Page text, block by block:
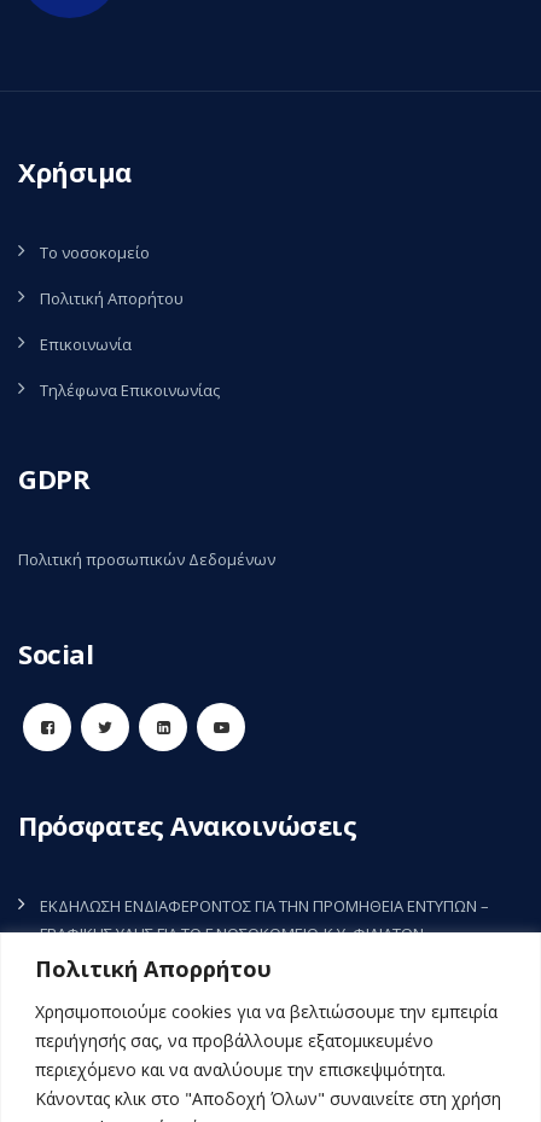
Πολιτική Απορρήτου
Χρησιμοποιούμε cookies για να βελτιώσουμε την εμπειρία
περιήγησής σας, να προβάλλουμε εξατομικευμένο
περιεχόμενο και να αναλύουμε την επισκεψιμότητα.
Κάνοντας κλικ στο "Αποδοχή Όλων" συναινείτε στη χρήση
Χρήσιμα
Το νοσοκομείο
Πολιτική Απορήτου
Επικοινωνία
Τηλέφωνα Επικοινωνίας
GDPR
Πολιτική προσωπικών Δεδομένων
Social
Πρόσφατες Ανακοινώσεις
ΕΚΔΗΛΩΣΗ ΕΝΔΙΑΦΕΡΟΝΤΟΣ ΓΙΑ ΤΗΝ ΠΡΟΜΗΘΕΙΑ ΕΝΤΥΠΩΝ –
ΓΡΑΦΙΚΗΣ ΥΛΗΣ ΓΙΑ ΤΟ Γ.ΝΟΣΟΚΟΜΕΙΟ-Κ.Υ. ΦΙΛΙΑΤΩΝ
7 Αυγούστου, 2026
ΕΚΔΗΛΩΣΗ ΕΝΔΙΑΦΕΡΟΝΤΟΣ ΓΙΑ ΤΗΝ ΠΡΟΜΗΘΕΙΑ ΡΥΘΜΙΣΤΗ
ΣΤΡΟΦΩΝ (INVERTER) ΤΗΣ ΚΚΜ3 (ΜΑΦ) ΤΟΥ Γ.Ν.-Κ.Υ. ΦΙΛΙΑΤΩΝ
5 Αυγούστου, 2026
ΕΚΔΗΛΩΣΗ ΕΝΔΙΑΦΕΡΟΝΤΟΣ ΓΙΑ ΤΗΝ ΠΡΟΜΗΘΕΙΑ ΠΑΝΙΩΝ ΚΑΙ